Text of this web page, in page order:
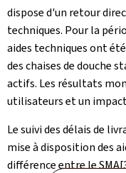
dispose d'un retour
techniques. Pour la
aides techniques ont
des chaises de douche
actifs. Les résultats
utilisateurs et un
Le suivi des délais de
mise à disposition des
différence entre le